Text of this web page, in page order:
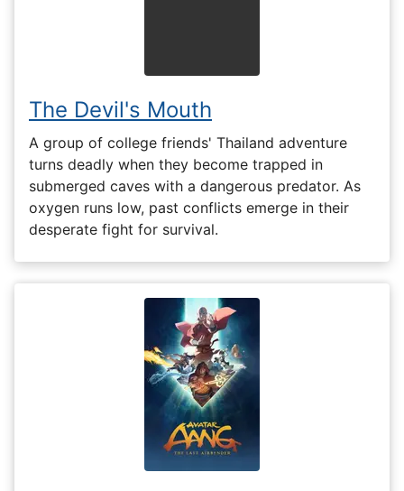
The Devil's Mouth
A group of college friends' Thailand adventure
turns deadly when they become trapped in
submerged caves with a dangerous predator. As
oxygen runs low, past conflicts emerge in their
desperate fight for survival.